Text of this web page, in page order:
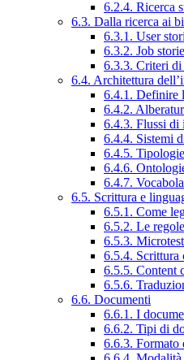
6.2.4. Ricerca
6.3. Dalla ricerca ai
6.3.1. User
6.3.2. Job
6.3.3. Criteri di
6.4. Architettura
6.4.1. Definire
6.4.2.
6.4.3. Flussi di
6.4.4. Sistemi
6.4.5.
6.4.6.
6.4.7.
6.5. Scrittura e
6.5.1. Come
6.5.2. Le
6.5.3.
6.5.4. Scrittura
6.5.5. Content
6.5.6.
6.6. Documenti
6.6.1. I
6.6.2. Tipi di
6.6.3. Formato